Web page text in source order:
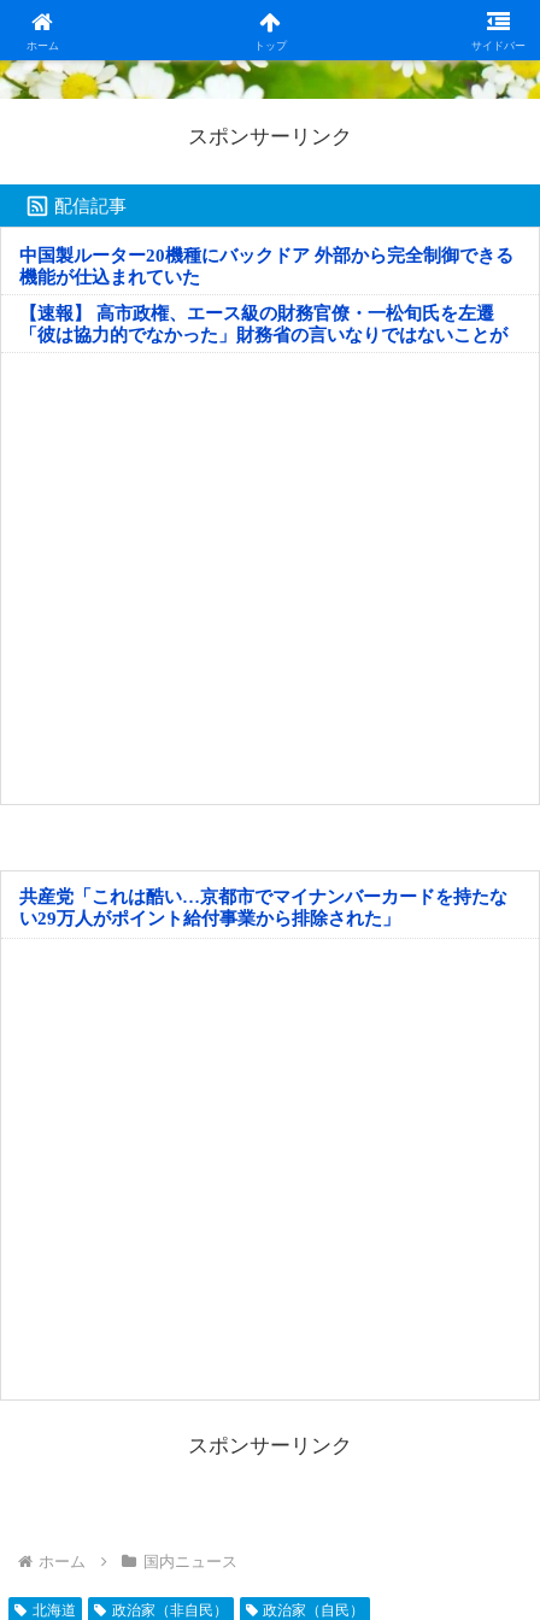
ホーム トップ サイドバー
日本第一！ニュース録
スポンサーリンク
配信記事
中国製ルーター20機種にバックドア 外部から完全制御できる
機能が仕込まれていた
【速報】 高市政権、エース級の財務官僚・一松旬氏を左遷
「彼は協力的でなかった」財務省の言いなりではないことが
判明
共産党「これは酷い…京都市でマイナンバーカードを持たな
い29万人がポイント給付事業から排除された」
スポンサーリンク
ホーム 国内ニュース
北海道 政治家（非自民） 政治家（自民）